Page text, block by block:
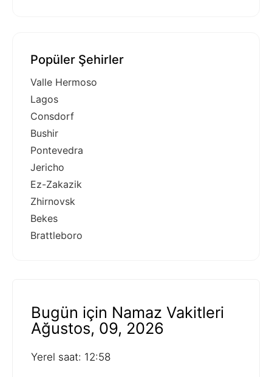
Popüler Şehirler
Valle Hermoso
Lagos
Consdorf
Bushir
Pontevedra
Jericho
Ez-Zakazik
Zhirnovsk
Bekes
Brattleboro
Bugün için Namaz Vakitleri
Ağustos, 09, 2026
Yerel saat: 12:58